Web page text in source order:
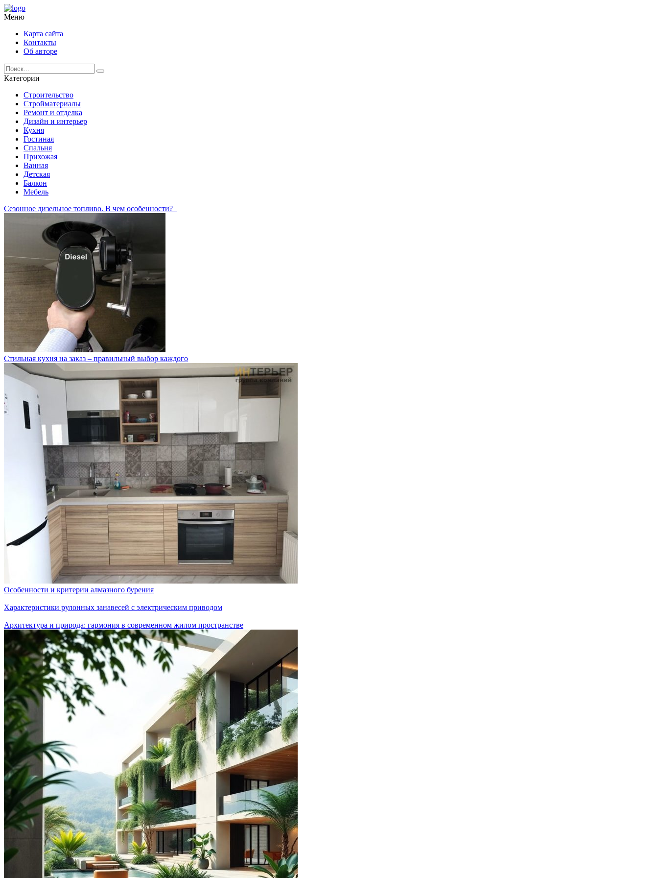
Меню
Карта сайта
Контакты
Об авторе
Категории
Строительство
Стройматериалы
Ремонт и отделка
Дизайн и интерьер
Кухня
Гостиная
Спальня
Прихожая
Ванная
Детская
Балкон
Мебель
Сезонное дизельное топливо. В чем особенности?
Стильная кухня на заказ – правильный выбор каждого
Особенности и критерии алмазного бурения
Характеристики рулонных занавесей с электрическим приводом
Архитектура и природа: гармония в современном жилом пространстве